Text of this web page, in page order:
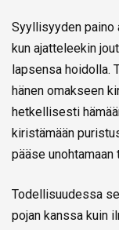
Syyllisyyden paino
kun ajatteleekin
lapsensa hoidolla.
hänen omakseen
hetkellisesti
kiristämään
pääse
Todellisuudessa
pojan kanssa kuin